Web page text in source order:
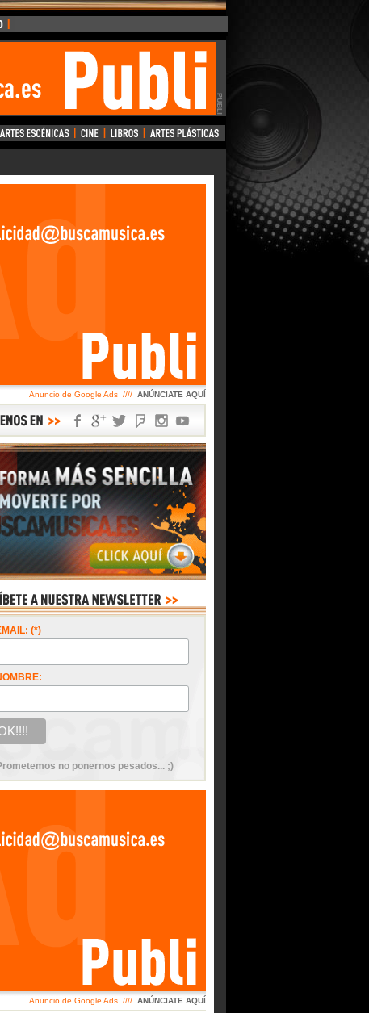
Anuncio de Google Ads //// ANÚNCIATE AQUÍ
(*)
no ponernos pesados... ;)
Anuncio de Google Ads //// ANÚNCIATE AQUÍ